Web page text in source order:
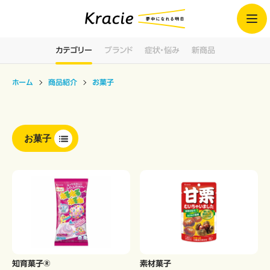
カテゴリー ブランド 症状・悩み 新商品
ホーム 商品紹介 お菓子
お菓子
知育菓子® 素材菓子